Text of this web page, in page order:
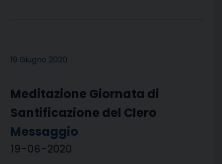
19 Giugno 2020
Meditazione Giornata di
Santificazione del Clero
Messaggio
19-06-2020